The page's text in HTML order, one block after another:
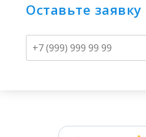
Оставьте